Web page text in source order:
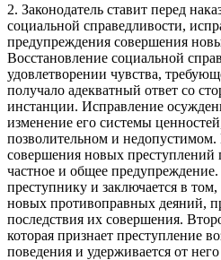
2. Законодатель ставит перед
социальной справедливости,
предупреждения совершения
Восстановление социальной
удовлетворении чувства,
получало адекватный ответ со
инстанции. Исправление
изменение его системы
позволительном и
совершения новых преступлений
частное и общее
преступнику и заключается в
новых противоправных деяний,
последствия их совершения.
которая признает преступление
поведения и удерживается от